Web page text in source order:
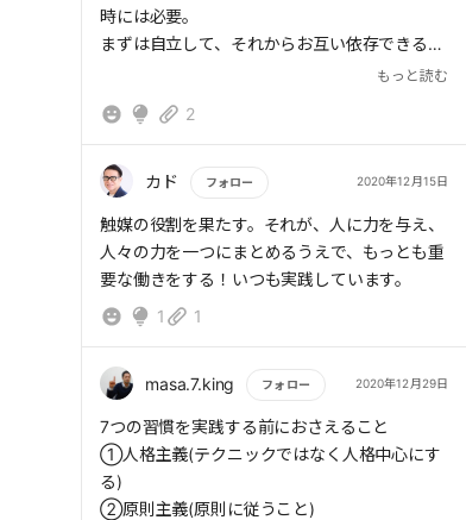
全員がハッピーになれる方法を探そうとするこ
一方的な関係ではなく、自分も相手も、お互い
に信じあえる関係を作ること。
お互いが相手に期待していること、期待してほ
しいことを共有すること。両社がメリットがあ
ることが大事。
両社のメリットが正しく享受されてこそ、
Winwinであるといえる。他方が泣き寝入り、
とかはなしで。
結果、だけでなく、その道中においても、両者
にメリットがある関係が理想である。
スもある。 これは耳が痛いところ。自分のメ
リットだけではなく、相手のメリットも考える
こと。
時には必要。
まずは自立して、それからお互い依存できる存
在になれるよう崇高な関係を築き磨く。もっと読む
2
カド フォロー 2020年12月15日
もっと読む
触媒の役割を果たす。それが、人に力を与え、
人々の力を一つにまとめるうえで、もっとも重
要な働きをする！いつも実践しています。
1
1
masa.7.king フォロー 2020年12月29日
もっと読む
7つの習慣を実践する前におさえること
①人格主義(テクニックではなく人格中心にす
る)
②原則主義(原則に従うこと)